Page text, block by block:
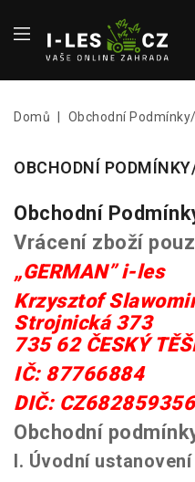
Domů Obchodní
OBCHODNÍ
Obchodní
Vrácení zboží
„GERMAN” i-les
Krzysztof
Strojnická 373
735 62 ČESKÝ
IČ: 87766884
DIČ: CZ682859356
Obchodní
I. Úvodní ustanovení